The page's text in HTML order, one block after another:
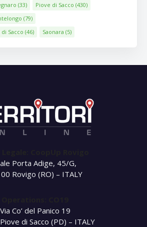
(33) Piove di Sacco (430)
(79)
Sacco (46) Saonara (5)
Porta Adige, 45/G,
Rovigo (RO) – ITALY
Via Co’ del Panico 19
di Sacco (PD) – ITALY